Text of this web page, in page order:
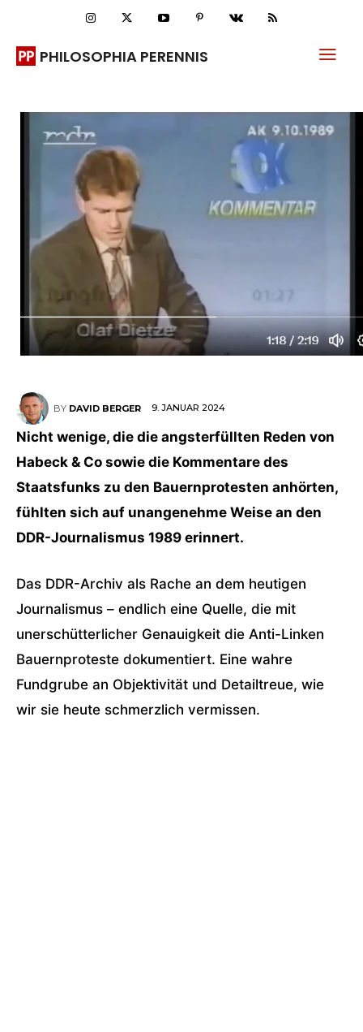
PHILOSOPHIA PERENNIS
BY DAVID BERGER 9. JANUAR 2024
Nicht wenige, die die angsterfüllten Reden von
Habeck & Co sowie die Kommentare des
Staatsfunks zu den Bauernprotesten anhörten,
fühlten sich auf unangenehme Weise an den
DDR-Journalismus 1989 erinnert.
Das DDR-Archiv als Rache an dem heutigen
Journalismus – endlich eine Quelle, die mit
unerschütterlicher Genauigkeit die Anti-Linken
Bauernproteste dokumentiert. Eine wahre
Fundgrube an Objektivität und Detailtreue, wie
wir sie heute schmerzlich vermissen.